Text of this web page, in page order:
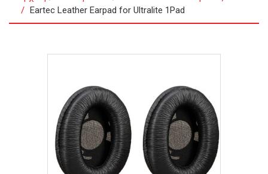
Eartec Leather Earpad for Ultralite 1Pad